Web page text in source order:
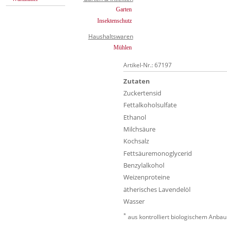
Garten
Insektenschutz
Haushaltswaren
Mühlen
Artikel-Nr.: 67197
Zutaten
Zuckertensid
Fettalkoholsulfate
Ethanol
Milchsäure
Kochsalz
Fettsäuremonoglycerid
Benzylalkohol
Weizenproteine
ätherisches Lavendelöl
Wasser
* aus kontrolliert biologischem Anbau